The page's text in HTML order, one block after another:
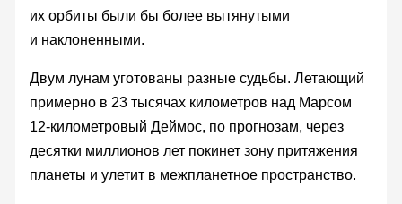
их орбиты были бы более вытянутыми
и наклоненными.
Двум лунам уготованы разные судьбы. Летающий
примерно в 23 тысячах километров над Марсом
12-километровый Деймос, по прогнозам, через
десятки миллионов лет покинет зону притяжения
планеты и улетит в межпланетное пространство.